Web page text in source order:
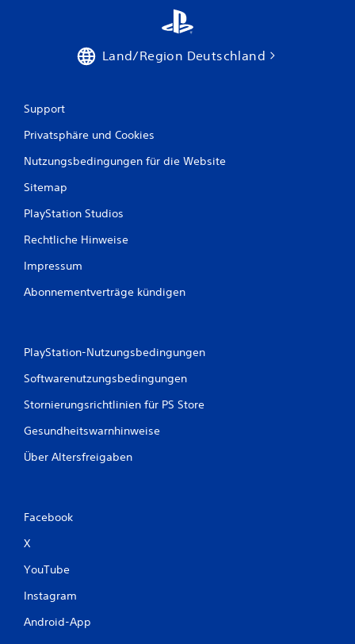
Land/Region Deutschland
Support
Privatsphäre und Cookies
Nutzungsbedingungen für die Website
Sitemap
PlayStation Studios
Rechtliche Hinweise
Impressum
Abonnementverträge kündigen
PlayStation-Nutzungsbedingungen
Softwarenutzungsbedingungen
Stornierungsrichtlinien für PS Store
Gesundheitswarnhinweise
Über Altersfreigaben
Facebook
X
YouTube
Instagram
Android-App